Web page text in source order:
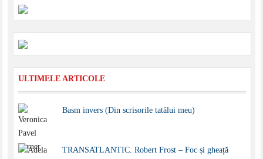
ULTIMELE ARTICOLE
Basm invers (Din scrisorile tatălui meu)
TRANSATLANTIC. Robert Frost – Foc și gheață